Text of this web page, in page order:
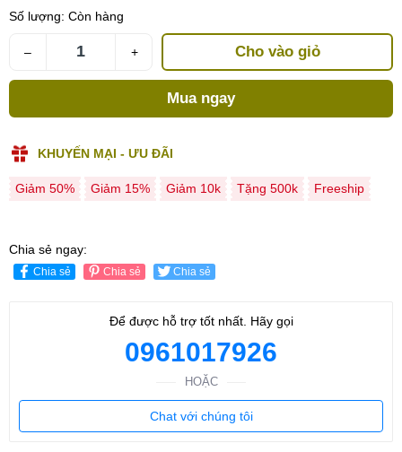
Số lượng: Còn hàng
– + Cho vào giỏ
Mua ngay
KHUYẾN MẠI - ƯU ĐÃI
Giảm 50% Giảm 15% Giảm 10k Tặng 500k Freeship
Chia sẻ ngay:
Chia sẻ Chia sẻ Chia sẻ
Để được hỗ trợ tốt nhất. Hãy gọi
0961017926
HOẶC
Chat với chúng tôi